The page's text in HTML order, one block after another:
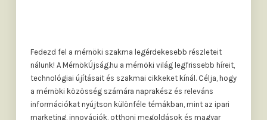
Fedezd fel a mérnöki szakma legérdekesebb részleteit
nálunk! A MérnökÚjság.hu a mérnöki világ legfrissebb híreit,
technológiai újításait és szakmai cikkeket kínál. Célja, hogy
a mérnöki közösség számára naprakész és releváns
információkat nyújtson különféle témákban, mint az ipari
marketing, innovációk, otthoni megoldások és magyar